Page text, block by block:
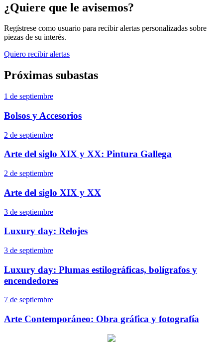
¿Quiere que le avisemos?
Regístrese como usuario para recibir alertas personalizadas sobre
piezas de su interés.
Quiero recibir alertas
Próximas subastas
1 de septiembre
Bolsos y Accesorios
2 de septiembre
Arte del siglo XIX y XX: Pintura Gallega
2 de septiembre
Arte del siglo XIX y XX
3 de septiembre
Luxury day: Relojes
3 de septiembre
Luxury day: Plumas estilográficas, bolígrafos y
encendedores
7 de septiembre
Arte Contemporáneo: Obra gráfica y fotografía